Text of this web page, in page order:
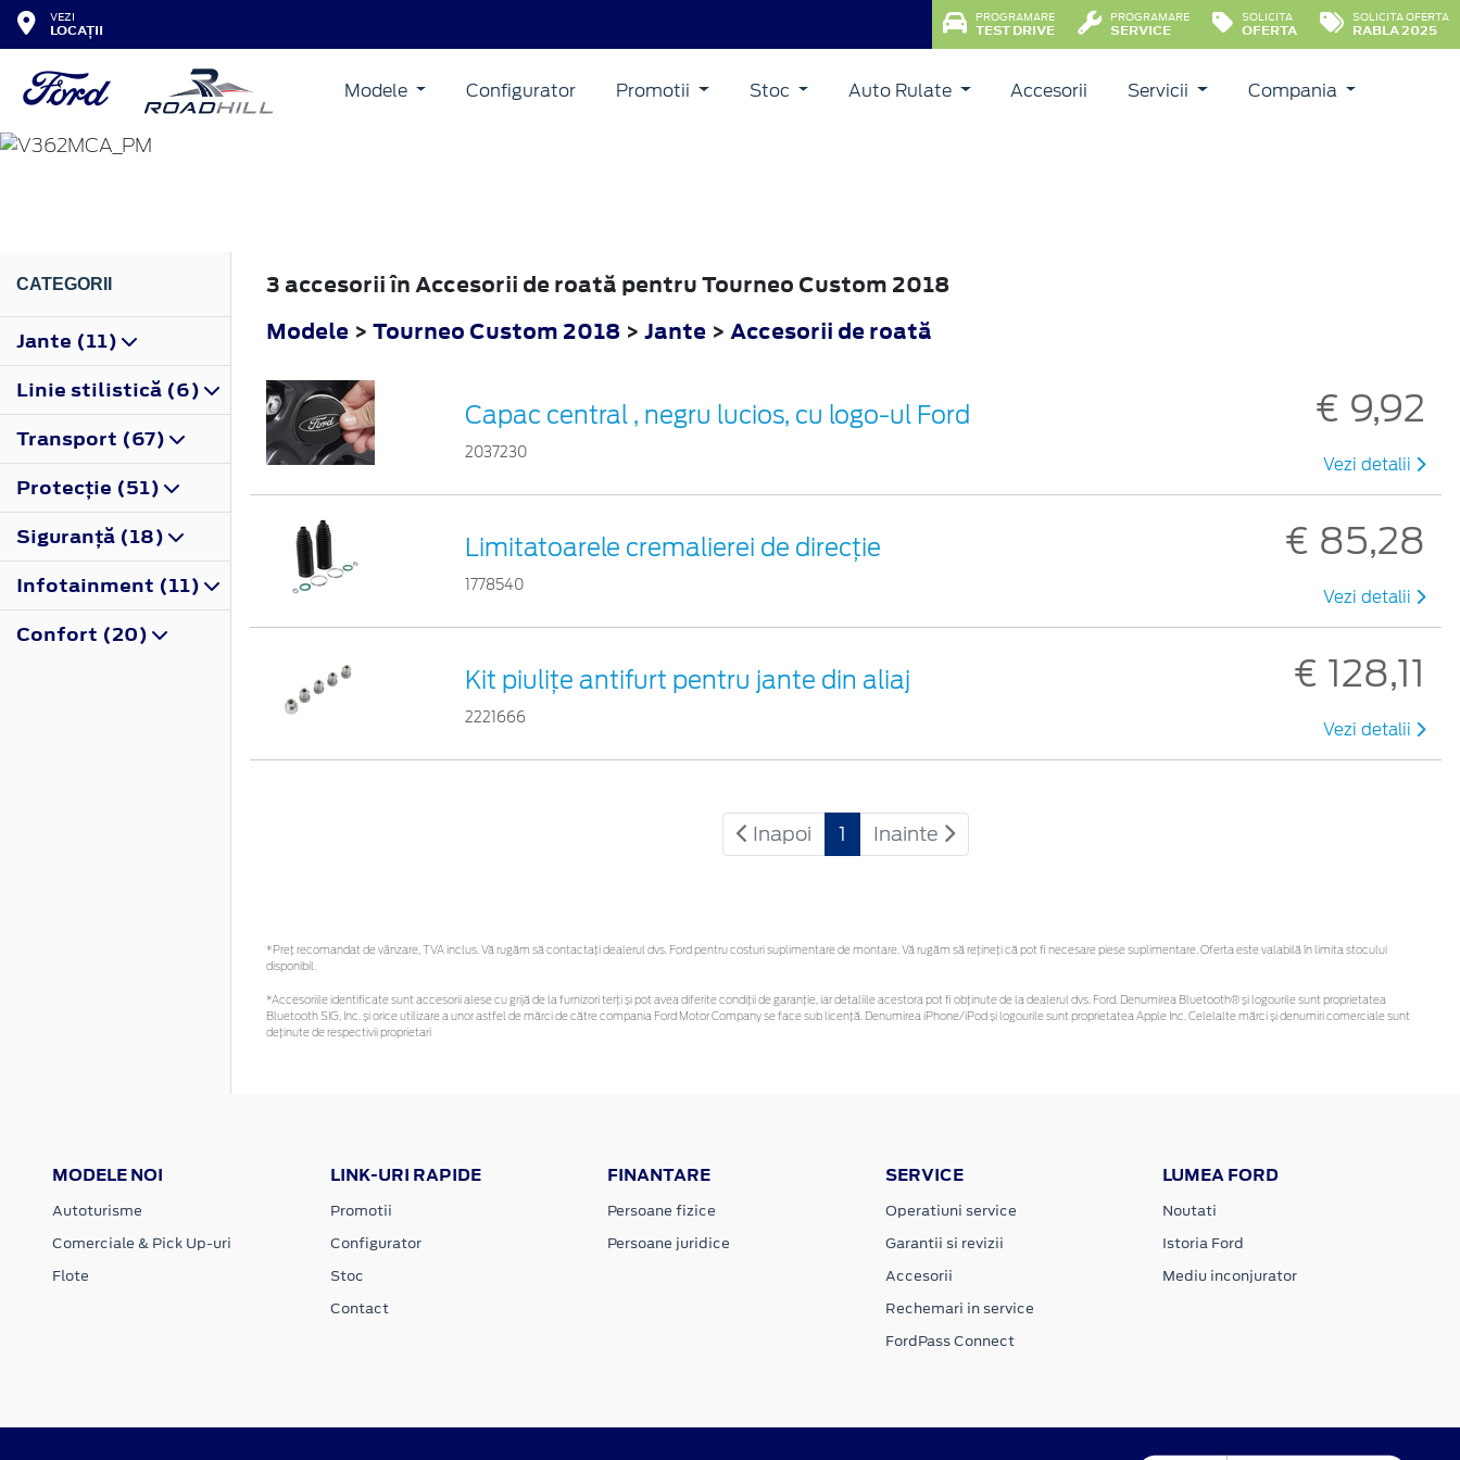
VEZI
LOCAȚII
PROGRAMARE
TEST DRIVE
PROGRAMARE
SERVICE
SOLICITA
OFERTA
SOLICITA OFERTA
RABLA 2025
Modele Configurator Promotii Stoc Auto Rulate Accesorii Servicii Compania
TOURNEO CUSTOM
CATEGORII
Jante (11)
Linie stilistică (6)
Transport (67)
Protecţie (51)
Siguranţă (18)
Infotainment (11)
Confort (20)
3 accesorii în Accesorii de roată pentru Tourneo Custom 2018
Modele > Tourneo Custom 2018 > Jante > Accesorii de roată
Capac central , negru lucios, cu logo-ul Ford
2037230
€ 9,92
Vezi detalii
Limitatoarele cremalierei de direcţie
1778540
€ 85,28
Vezi detalii
Kit piuliţe antifurt pentru jante din aliaj
2221666
€ 128,11
Vezi detalii
Inapoi 1 Inainte
*Preţ recomandat de vânzare, TVA inclus. Vă rugăm să contactaţi dealerul dvs. Ford pentru costuri suplimentare de montare. Vă rugăm să rețineți că pot fi necesare piese suplimentare. Oferta este valabilă în limita stocului
disponibil.
*Accesoriile identificate sunt accesorii alese cu grijă de la furnizori terți și pot avea diferite condiții de garanție, iar detaliile acestora pot fi obținute de la dealerul dvs. Ford. Denumirea Bluetooth® și logourile sunt proprietatea
Bluetooth SIG, Inc. și orice utilizare a unor astfel de mărci de către compania Ford Motor Company se face sub licență. Denumirea iPhone/iPod și logourile sunt proprietatea Apple Inc. Celelalte mărci și denumiri comerciale sunt
deținute de respectivii proprietari
MODELE NOI
Autoturisme
Comerciale & Pick Up-uri
Flote
LINK-URI RAPIDE
Promotii
Configurator
Stoc
Contact
FINANTARE
Persoane fizice
Persoane juridice
SERVICE
Operatiuni service
Garantii si revizii
Accesorii
Rechemari in service
FordPass Connect
LUMEA FORD
Noutati
Istoria Ford
Mediu inconjurator